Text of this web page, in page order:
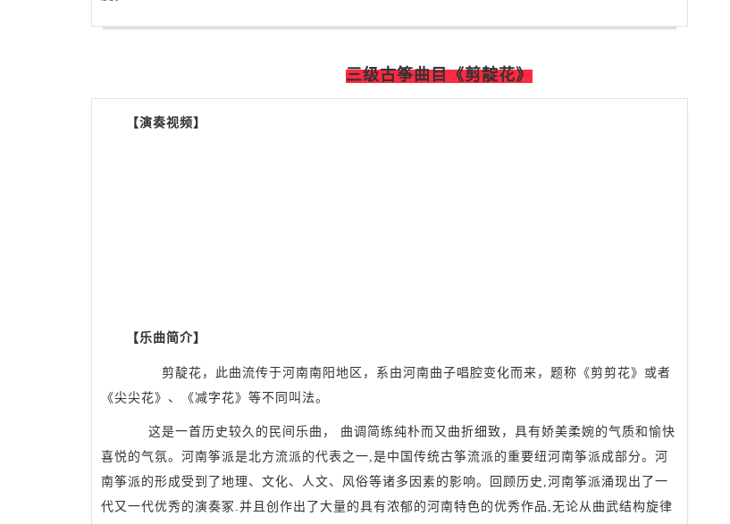
三级古筝曲目《剪靛花》
【演奏视频】
【乐曲简介】
剪靛花，此曲流传于河南南阳地区，系由河南曲子唱腔变化而来，题称《剪剪花》或者
《尖尖花》、《减字花》等不同叫法。
这是一首历史较久的民间乐曲， 曲调简练纯朴而又曲折细致，具有娇美柔婉的气质和愉快
喜悦的气氛。河南筝派是北方流派的代表之一,是中国传统古筝流派的重要纽河南筝派成部分。河
南筝派的形成受到了地理、文化、人文、风俗等诸多因素的影响。回顾历史,河南筝派涌现出了一
代又一代优秀的演奏冢.并且创作出了大量的具有浓郁的河南特色的优秀作品,无论从曲武结构旋律